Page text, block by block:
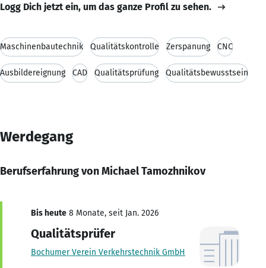
Logg Dich jetzt ein, um das ganze Profil zu sehen.
Maschinenbautechnik Qualitätskontrolle Zerspanung CNC
Ausbildereignung CAD Qualitätsprüfung Qualitätsbewusstsein
Werdegang
Berufserfahrung von Michael Tamozhnikov
Bis heute 8 Monate, seit Jan. 2026
Qualitätsprüfer
Bochumer Verein Verkehrstechnik GmbH